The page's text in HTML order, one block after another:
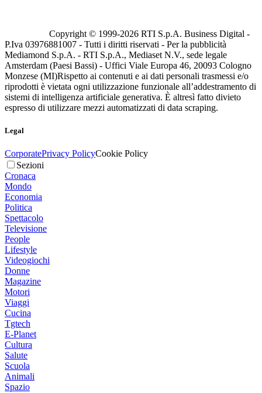
Copyright © 1999-2026 RTI S.p.A. Business Digital -
P.Iva 03976881007 - Tutti i diritti riservati - Per la pubblicità
Mediamond S.p.A. - RTI S.p.A., Mediaset N.V., sede legale
Amsterdam (Paesi Bassi) - Uffici Viale Europa 46, 20093 Cologno
Monzese (MI)Rispetto ai contenuti e ai dati personali trasmessi e/o
riprodotti è vietata ogni utilizzazione funzionale all’addestramento di
sistemi di intelligenza artificiale generativa. È altresì fatto divieto
espresso di utilizzare mezzi automatizzati di data scraping.
Legal
CorporatePrivacy PolicyCookie Policy
Sezioni
Cronaca
Mondo
Economia
Politica
Spettacolo
Televisione
People
Lifestyle
Videogiochi
Donne
Magazine
Motori
Viaggi
Cucina
Tgtech
E-Planet
Cultura
Salute
Scuola
Animali
Spazio